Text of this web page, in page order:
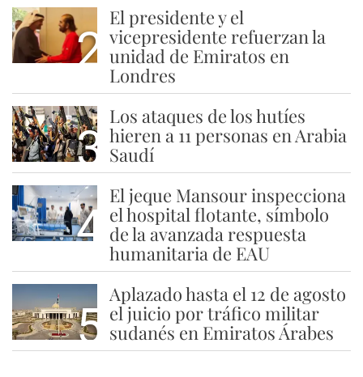
2
El presidente y el
vicepresidente refuerzan la
unidad de Emiratos en
Londres
3
Los ataques de los hutíes
hieren a 11 personas en Arabia
Saudí
4
El jeque Mansour inspecciona
el hospital flotante, símbolo
de la avanzada respuesta
humanitaria de EAU
5
Aplazado hasta el 12 de agosto
el juicio por tráfico militar
sudanés en Emiratos Árabes